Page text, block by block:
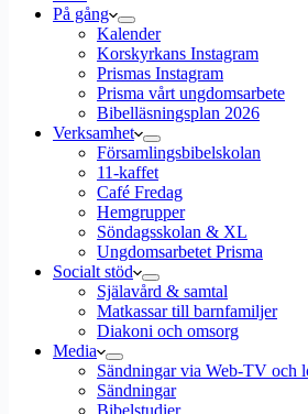
På gång
Kalender
Korskyrkans Instagram
Prismas Instagram
Prisma vårt ungdomsarbete
Bibelläsningsplan 2026
Verksamhet
Församlingsbibelskolan
11-kaffet
Café Fredag
Hemgrupper
Söndagsskolan & XL
Ungdomsarbetet Prisma
Socialt stöd
Själavård & samtal
Matkassar till barnfamiljer
Diakoni och omsorg
Media
Sändningar via Web-TV och
Sändningar
Bibelstudier